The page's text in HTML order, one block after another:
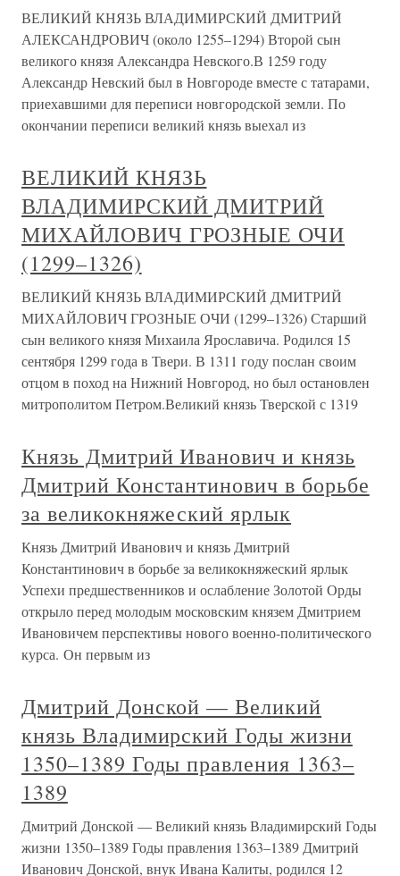
ВЕЛИКИЙ КНЯЗЬ ВЛАДИМИРСКИЙ ДМИТРИЙ
АЛЕКСАНДРОВИЧ (около 1255–1294) Второй сын
великого князя Александра Невского.В 1259 году
Александр Невский был в Новгороде вместе с татарами,
приехавшими для переписи новгородской земли. По
окончании переписи великий князь выехал из
ВЕЛИКИЙ КНЯЗЬ
ВЛАДИМИРСКИЙ ДМИТРИЙ
МИХАЙЛОВИЧ ГРОЗНЫЕ ОЧИ
(1299–1326)
ВЕЛИКИЙ КНЯЗЬ ВЛАДИМИРСКИЙ ДМИТРИЙ
МИХАЙЛОВИЧ ГРОЗНЫЕ ОЧИ (1299–1326) Старший
сын великого князя Михаила Ярославича. Родился 15
сентября 1299 года в Твери. В 1311 году послан своим
отцом в поход на Нижний Новгород, но был остановлен
митрополитом Петром.Великий князь Тверской с 1319
Князь Дмитрий Иванович и князь
Дмитрий Константинович в борьбе
за великокняжеский ярлык
Князь Дмитрий Иванович и князь Дмитрий
Константинович в борьбе за великокняжеский ярлык
Успехи предшественников и ослабление Золотой Орды
открыло перед молодым московским князем Дмитрием
Ивановичем перспективы нового военно-политического
курса. Он первым из
Дмитрий Донской — Великий
князь Владимирский Годы жизни
1350–1389 Годы правления 1363–
1389
Дмитрий Донской — Великий князь Владимирский Годы
жизни 1350–1389 Годы правления 1363–1389 Дмитрий
Иванович Донской, внук Ивана Калиты, родился 12